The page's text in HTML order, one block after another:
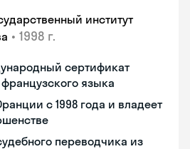
институт
• 1998 г.
сертификат
языка
с 1998 года и владеет
переводчика из